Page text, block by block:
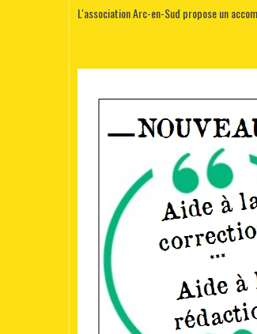
L'association Arc-en-Sud propose un